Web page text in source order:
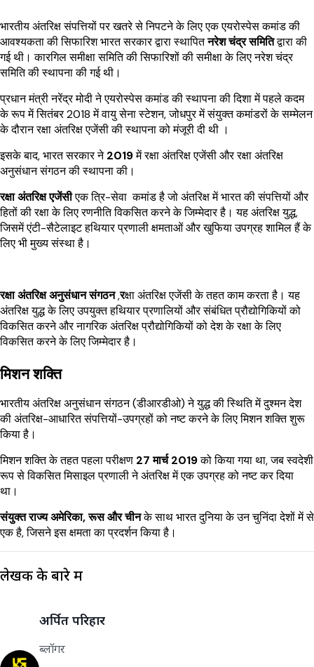
भारतीय अंतरिक्ष संपत्तियों पर खतरे से निपटने के लिए एक एयरोस्पेस कमांड की
आवश्यकता की सिफारिश भारत सरकार द्वारा स्थापितनरेश चंद्र समितिद्वारा की
गई थी। कारगिल समीक्षा समिति की सिफारिशों की समीक्षा के लिए नरेश चंद्र
समिति की स्थापना की गई थी।
प्रधान मंत्री नरेंद्र मोदी ने एयरोस्पेस कमांड की स्थापना की दिशा में पहले कदम
के रूप में सितंबर 2018 में वायु सेना स्टेशन, जोधपुर में संयुक्त कमांडरों के सम्मेलन
के दौरान रक्षा अंतरिक्ष एजेंसी की स्थापना को मंजूरी दी थी ।
इसके बाद, भारत सरकार ने2019में रक्षा अंतरिक्ष एजेंसी और रक्षा अंतरिक्ष
अनुसंधान संगठन की स्थापना की।
रक्षा अंतरिक्ष एजेंसीएक त्रि-सेवा कमांड है जो अंतरिक्ष में भारत की संपत्तियों और
हितों की रक्षा के लिए रणनीति विकसित करने के जिम्मेदार है। यह अंतरिक्ष युद्ध,
जिसमें एंटी-सैटेलाइट हथियार प्रणाली क्षमताओं और खुफिया उपग्रह शामिल हैं के
लिए भी मुख्य संस्था है।
रक्षा अंतरिक्ष अनुसंधान संगठन,रक्षा अंतरिक्ष एजेंसी के तहत काम करता है। यह
अंतरिक्ष युद्ध के लिए उपयुक्त हथियार प्रणालियों और संबंधित प्रौद्योगिकियों को
विकसित करने और नागरिक अंतरिक्ष प्रौद्योगिकियों को देश के रक्षा के लिए
विकसित करने के लिए जिम्मेदार है।
मिशन शक्ति
भारतीय अंतरिक्ष अनुसंधान संगठन (डीआरडीओ) ने युद्ध की स्थिति में दुश्मन देश
की अंतरिक्ष-आधारित संपत्तियों-उपग्रहों को नष्ट करने के लिए मिशन शक्ति शुरू
किया है।
मिशन शक्ति के तहत पहला परीक्षण 27 मार्च 2019को किया गया था, जब स्वदेशी
रूप से विकसित मिसाइल प्रणाली ने अंतरिक्ष में एक उपग्रह को नष्ट कर दिया
था।
संयुक्त राज्य अमेरिका, रूस और चीनके साथ भारत दुनिया के उन चुनिंदा देशों में से
एक है, जिसने इस क्षमता का प्रदर्शन किया है।
लेखक के बारे में
अर्पित परिहार
ब्लॉगर